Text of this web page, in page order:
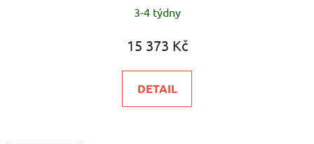
3-4 týdny
15 373 Kč
DETAIL